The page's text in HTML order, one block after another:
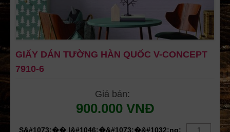
GIẤY DÁN TƯỜNG HÀN QUỐC V-CONCEPT
7910-6
Giá bán:
900.000 VNĐ